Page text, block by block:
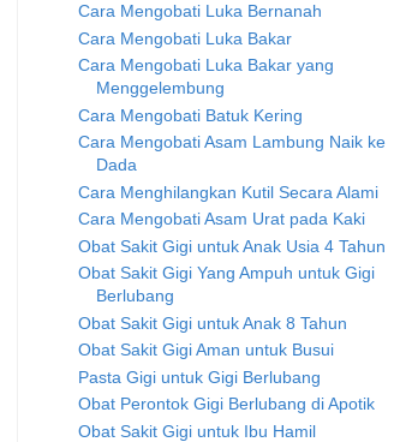
Cara Mengobati Luka Bernanah
Cara Mengobati Luka Bakar
Cara Mengobati Luka Bakar yang
Menggelembung
Cara Mengobati Batuk Kering
Cara Mengobati Asam Lambung Naik ke
Dada
Cara Menghilangkan Kutil Secara Alami
Cara Mengobati Asam Urat pada Kaki
Obat Sakit Gigi untuk Anak Usia 4 Tahun
Obat Sakit Gigi Yang Ampuh untuk Gigi
Berlubang
Obat Sakit Gigi untuk Anak 8 Tahun
Obat Sakit Gigi Aman untuk Busui
Pasta Gigi untuk Gigi Berlubang
Obat Perontok Gigi Berlubang di Apotik
Obat Sakit Gigi untuk Ibu Hamil